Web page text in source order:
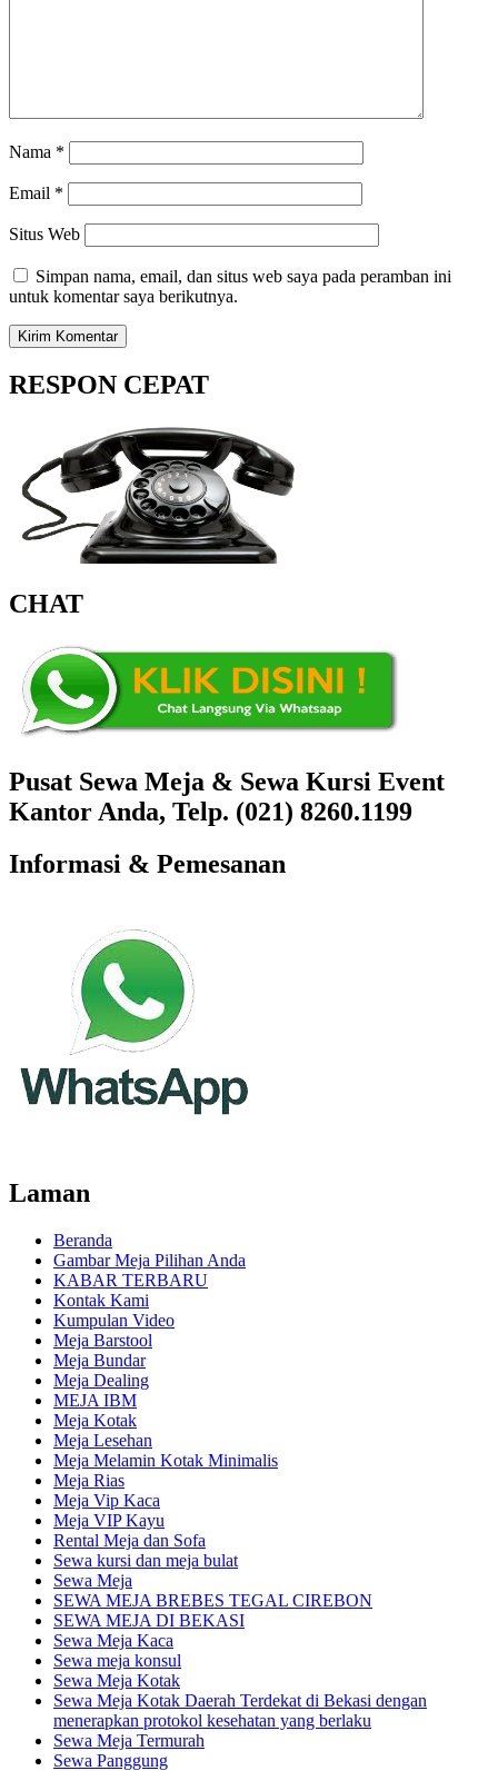
Nama *
Email *
Situs Web
Simpan nama, email, dan situs web saya pada peramban ini
untuk komentar saya berikutnya.
RESPON CEPAT
CHAT
Pusat Sewa Meja & Sewa Kursi Event
Kantor Anda, Telp. (021) 8260.1199
Informasi & Pemesanan
Laman
Beranda
Gambar Meja Pilihan Anda
KABAR TERBARU
Kontak Kami
Kumpulan Video
Meja Barstool
Meja Bundar
Meja Dealing
MEJA IBM
Meja Kotak
Meja Lesehan
Meja Melamin Kotak Minimalis
Meja Rias
Meja Vip Kaca
Meja VIP Kayu
Rental Meja dan Sofa
Sewa kursi dan meja bulat
Sewa Meja
SEWA MEJA BREBES TEGAL CIREBON
SEWA MEJA DI BEKASI
Sewa Meja Kaca
Sewa meja konsul
Sewa Meja Kotak
Sewa Meja Kotak Daerah Terdekat di Bekasi dengan
menerapkan protokol kesehatan yang berlaku
Sewa Meja Termurah
Sewa Panggung